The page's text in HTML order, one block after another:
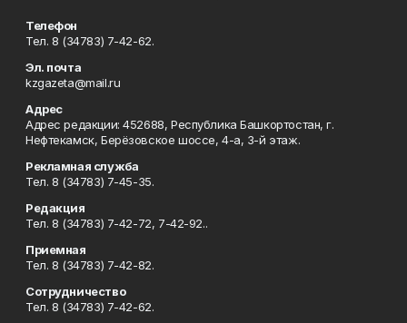
Телефон
Тел. 8 (34783) 7-42-62.
Эл. почта
kzgazeta@mail.ru
Адрес
Адрес редакции: 452688, Республика Башкортостан, г.
Нефтекамск, Берёзовское шоссе, 4-а, 3-й этаж.
Рекламная служба
Тел. 8 (34783) 7-45-35.
Редакция
Тел. 8 (34783) 7-42-72, 7-42-92..
Приемная
Тел. 8 (34783) 7-42-82.
Сотрудничество
Тел. 8 (34783) 7-42-62.